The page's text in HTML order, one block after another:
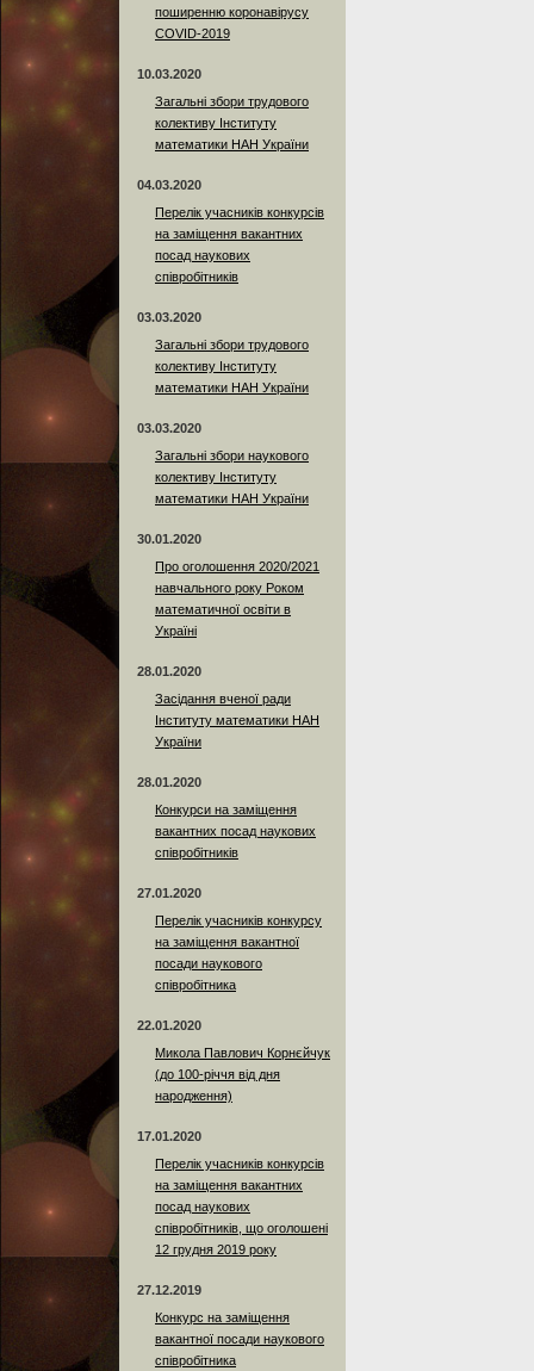
поширенню коронавірусу
COVID-2019
10.03.2020
Загальні збори трудового
колективу Інституту
математики НАН України
04.03.2020
Перелік учасників конкурсів
на заміщення вакантних
посад наукових
співробітників
03.03.2020
Загальні збори трудового
колективу Інституту
математики НАН України
03.03.2020
Загальні збори наукового
колективу Інституту
математики НАН України
30.01.2020
Про оголошення 2020/2021
навчального року Роком
математичної освіти в
Україні
28.01.2020
Засідання вченої ради
Інституту математики НАН
України
28.01.2020
Конкурси на заміщення
вакантних посад наукових
співробітників
27.01.2020
Перелік учасників конкурсу
на заміщення вакантної
посади наукового
співробітника
22.01.2020
Микола Павлович Корнєйчук
(до 100-річчя від дня
народження)
17.01.2020
Перелік учасників конкурсів
на заміщення вакантних
посад наукових
співробітників, що оголошені
12 грудня 2019 року
27.12.2019
Конкурс на заміщення
вакантної посади наукового
співробітника